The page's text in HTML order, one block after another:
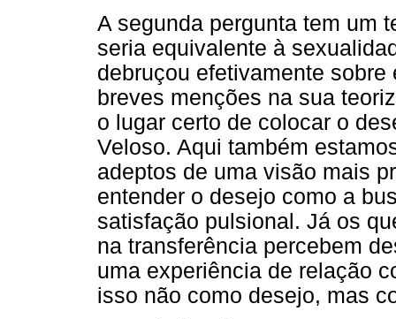
A segunda pergunta tem um
seria equivalente à
debruçou efetivamente
breves menções na sua
o lugar certo de colocar o
Veloso. Aqui também
adeptos de uma visão mais
entender o desejo como a
satisfação pulsional. Já os
na transferência percebem
uma experiência de relação
isso não como desejo, mas